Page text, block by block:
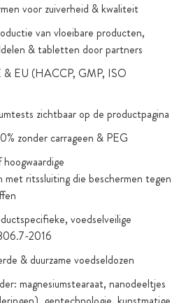
voor zuiverheid & kwaliteit
van vloeibare producten,
& tabletten door partners
& EU (HACCP, GMP, ISO
zichtbaar op de productpagina
zonder carrageen & PEG
met ritssluiting die beschermen tegen
voedselveilige
2016
& duurzame voedseldozen
magnesiumstearaat, nanodeeltjes